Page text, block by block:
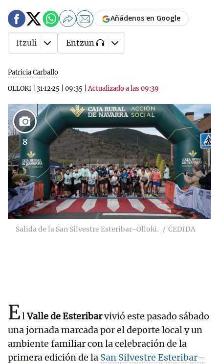
Patricia Carballo
OLLOKI
31·12·25 09:35 |Actualizado a las 09:39
Añádenos en Google
Itzuli Entzun
8
Salida de la San Silvestre Esteribar-Olloki. CEDIDA
ElValle de Esteribarvivió este pasado sábado
una jornada marcada por el deporte local y un
ambiente familiar con la celebración de la
primera edición de la San Silvestre Esteribar–